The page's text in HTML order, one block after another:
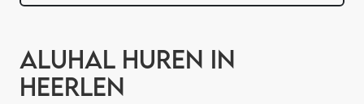
Aluhal huren in
Heerlen